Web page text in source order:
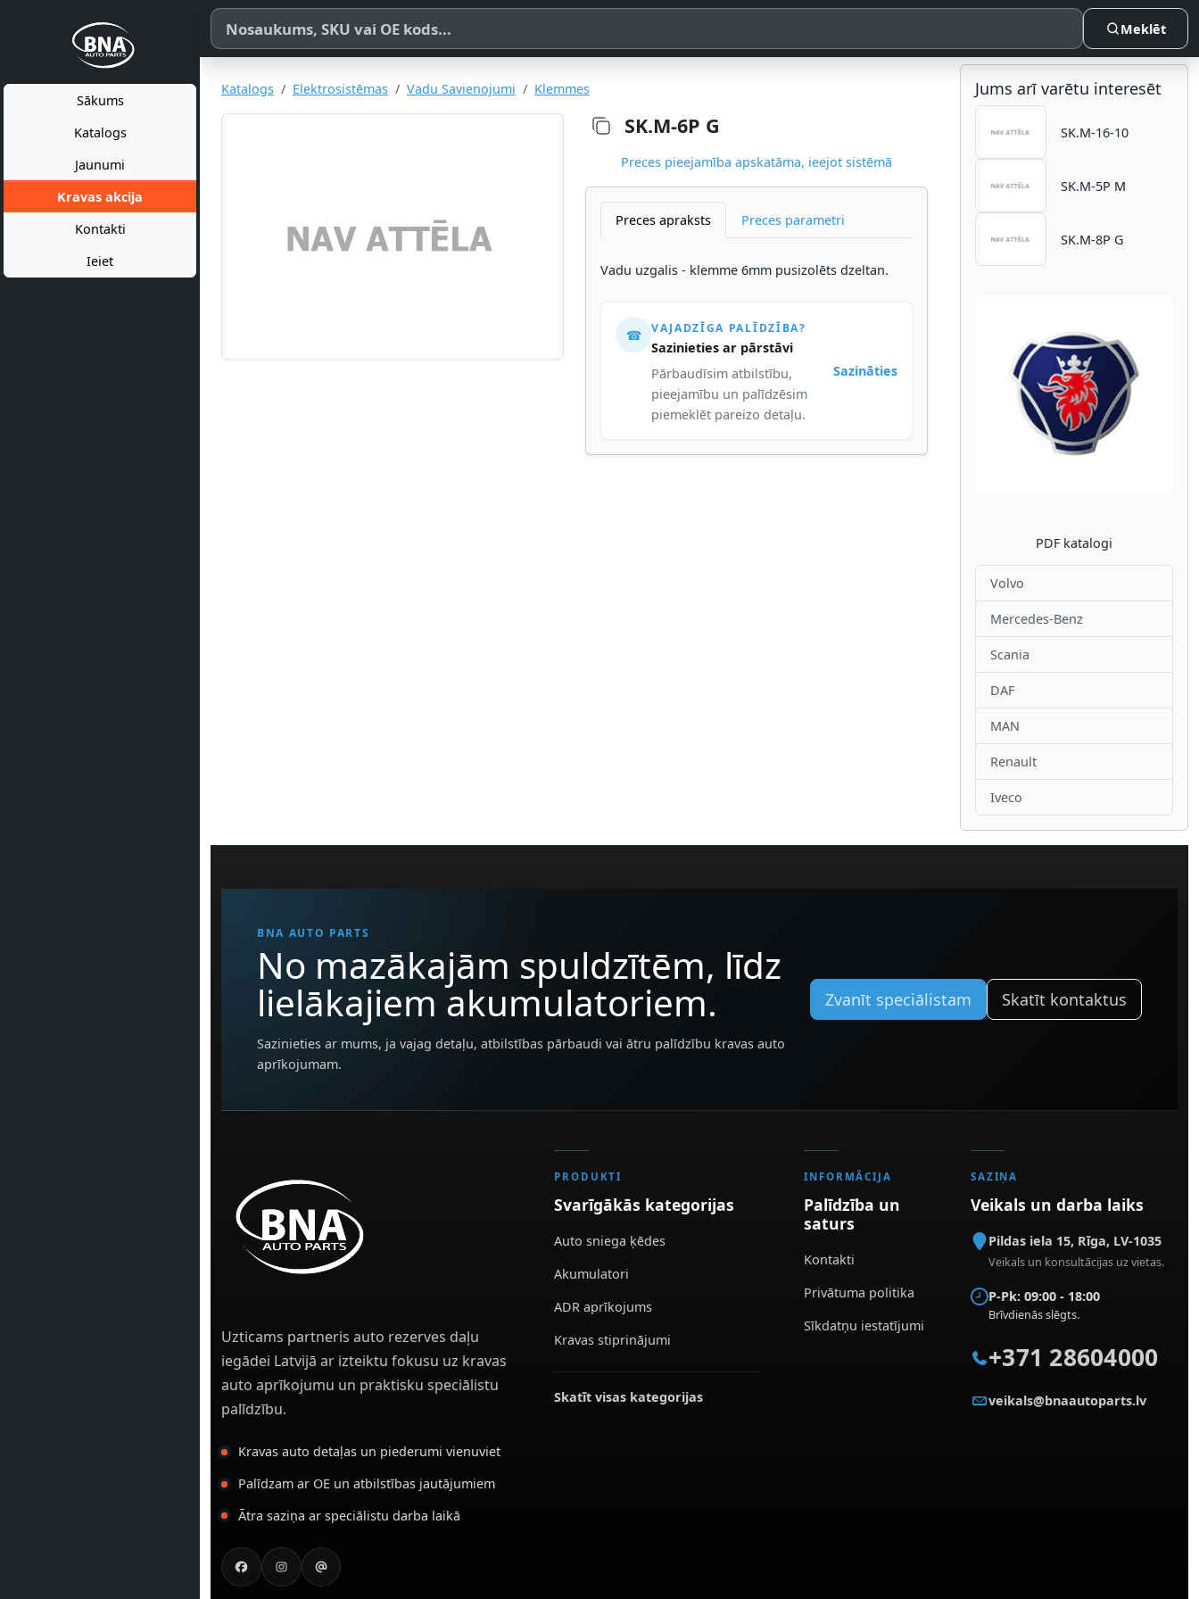
Sākums
Katalogs
Jaunumi
Kravas akcija
Kontakti
Ieiet
Meklēt pēc produkta nosaukuma, SKU vai OE koda
Meklēt
Katalogs Elektrosistēmas Vadu Savienojumi Klemmes
SK.M-6P G
Preces pieejamība apskatāma, ieejot sistēmā
Preces apraksts Preces parametri
Vadu uzgalis - klemme 6mm pusizolēts dzeltan.
☎ VAJADZĪGA PALĪDZĪBA?
Sazinieties ar pārstāvi
Pārbaudīsim atbilstību,
pieejamību un palīdzēsim
piemeklēt pareizo detaļu.
Sazināties
Jums arī varētu interesēt
SK.M-16-10
SK.M-5P M
SK.M-8P G
Atpakaļ
PDF katalogi
Volvo
Mercedes-Benz
Scania
DAF
MAN
Renault
Iveco
BNA AUTO PARTS
No mazākajām spuldzītēm, līdz
lielākajiem akumulatoriem.
Sazinieties ar mums, ja vajag detaļu, atbilstības pārbaudi vai ātru palīdzību kravas auto
aprīkojumam.
Zvanīt speciālistam Skatīt kontaktus
Uzticams partneris auto rezerves daļu
iegādei Latvijā ar izteiktu fokusu uz kravas
auto aprīkojumu un praktisku speciālistu
palīdzību.
Kravas auto detaļas un piederumi vienuviet
Palīdzam ar OE un atbilstības jautājumiem
Ātra saziņa ar speciālistu darba laikā
PRODUKTI
Svarīgākās kategorijas
Auto sniega ķēdes
Akumulatori
ADR aprīkojums
Kravas stiprinājumi
Skatīt visas kategorijas
INFORMĀCIJA
Palīdzība un
saturs
Kontakti
Privātuma politika
Sīkdatņu iestatījumi
SAZIŅA
Veikals un darba laiks
Pildas iela 15, Rīga, LV-1035
Veikals un konsultācijas uz vietas.
P-Pk: 09:00 - 18:00
Brīvdienās slēgts.
+371 28604000
veikals@bnaautoparts.lv